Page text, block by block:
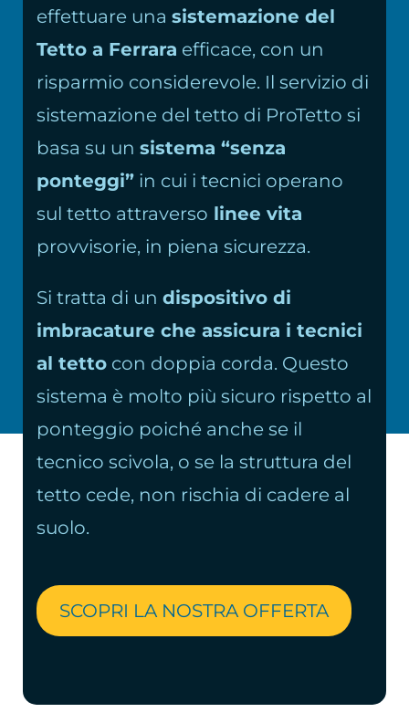
effettuare una sistemazione del
Tetto a Ferrara efficace, con un
risparmio considerevole. Il servizio di
sistemazione del tetto di ProTetto si
basa su un sistema “senza
ponteggi” in cui i tecnici operano
sul tetto attraverso linee vita
provvisorie, in piena sicurezza.
Si tratta di un dispositivo di
imbracature che assicura i tecnici
al tetto con doppia corda. Questo
sistema è molto più sicuro rispetto al
ponteggio poiché anche se il
tecnico scivola, o se la struttura del
tetto cede, non rischia di cadere al
suolo.
SCOPRI LA NOSTRA OFFERTA